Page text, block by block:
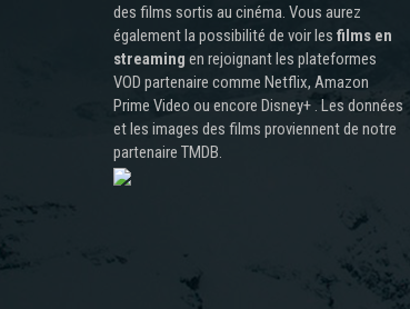
des films sortis au cinéma. Vous aurez
également la possibilité de voir les films en
streaming en rejoignant les plateformes
VOD partenaire comme Netflix, Amazon
Prime Video ou encore Disney+ . Les données
et les images des films proviennent de notre
partenaire TMDB.